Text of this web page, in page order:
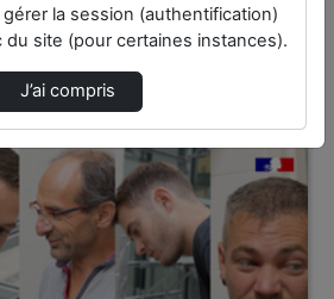
la session (authentification)
du site (pour certaines instances).
J’ai compris